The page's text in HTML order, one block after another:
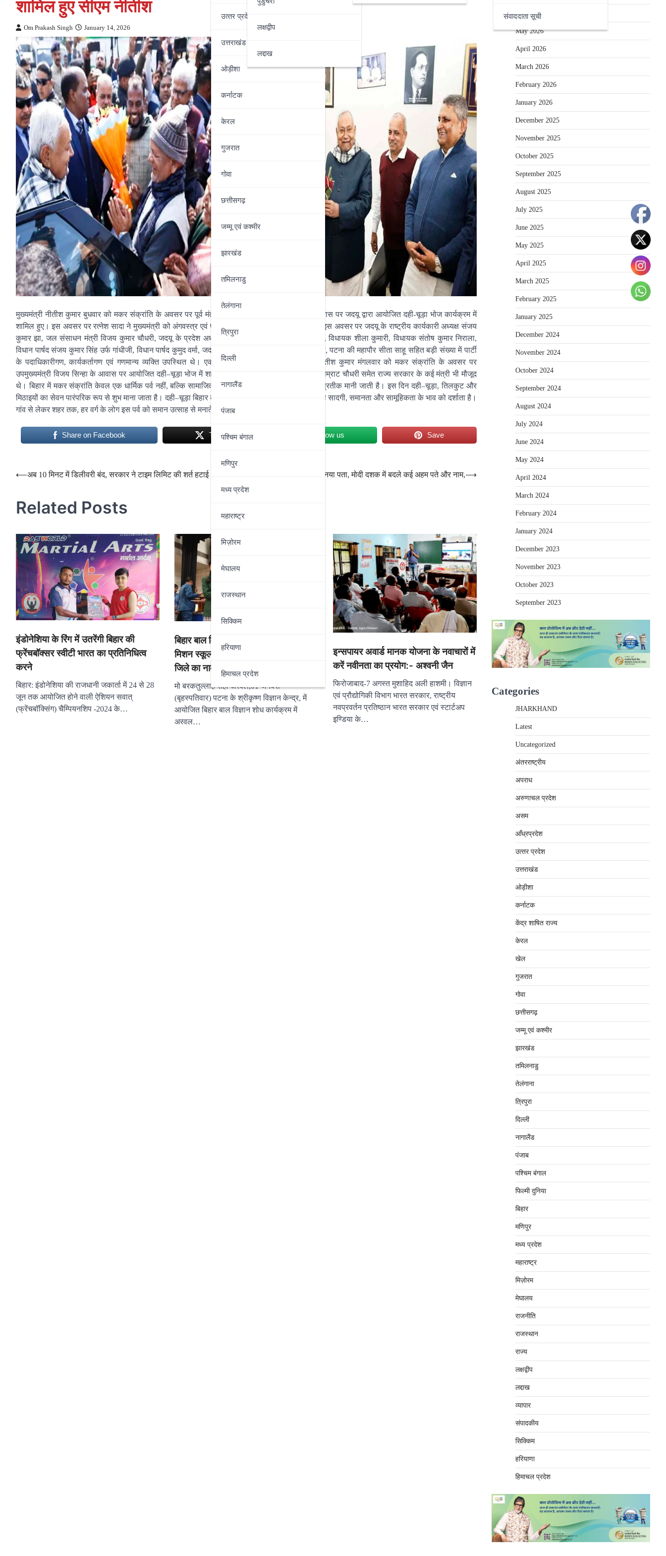
उत्‍तर प्रदेश
उत्तराखंड
ओड़ीशा
कर्नाटक
केरल
गुजरात
गोवा
छत्तीसगढ़
जम्‍मू एवं कश्‍मीर
झारखंड
तमिलनाडु
तेलंगाना
त्रिपुरा
दिल्‍ली
नागालैंड
पंजाब
पश्चिम बंगाल
मणिपुर
मध्‍य प्रदेश
महाराष्‍ट्र
मिज़ोरम
मेघालय
राजस्थान
सिक्किम
हरियाणा
हिमाचल प्रदेश
लक्षद्वीप
लद्दाख
संवाददाता सूची
शामिल हुए सीएम नीतीश
Om Prakash Singh January 14, 2026
मुख्यमंत्री नीतीश कुमार बुधवार को मकर संक्रांति के अवसर पर पूर्व मंत्री एवं जदयू विधायक रत्नेश सादा के आवास पर जदयू द्वारा आयोजित दही-चूड़ा भोज कार्यक्रम में
शामिल हुए। इस अवसर पर रत्नेश सादा ने मुख्यमंत्री को अंगवस्त्र एवं पुष्पगुच्छ भेंटकर उनका अभिनंदन किया। इस अवसर पर जदयू के राष्ट्रीय कार्यकारी अध्यक्ष संजय
कुमार झा, जल संसाधन मंत्री विजय कुमार चौधरी, जदयू के प्रदेश अध्यक्ष उमेश कुशवाहा, विधायक श्याम रजक, विधायक शीला कुमारी, विधायक संतोष कुमार निराला,
विधान पार्षद संजय कुमार सिंह उर्फ गांधीजी, विधान पार्षद कुमुद वर्मा, जदयू के राष्ट्रीय महासचिव मनीष कुमार वर्मा, पटना की महापौर सीता साहू सहित बड़ी संख्या में पार्टी
के पदाधिकारीगण, कार्यकर्तागण एवं गणमान्य व्यक्ति उपस्थित थे। एक दिन पहले ही बिहार के मुख्यमंत्री नीतीश कुमार मंगलवार को मकर संक्रांति के अवसर पर
उपमुख्यमंत्री विजय सिन्हा के आवास पर आयोजित दही–चूड़ा भोज में शामिल हुए। इस अवसर पर उपमुख्यमंत्री सम्राट चौधरी समेत राज्य सरकार के कई मंत्री भी मौजूद
थे। बिहार में मकर संक्रांति केवल एक धार्मिक पर्व नहीं, बल्कि सामाजिक एकजुटता और सांस्कृतिक पहचान का प्रतीक मानी जाती है। इस दिन दही–चूड़ा, तिलकुट और
मिठाइयों का सेवन पारंपरिक रूप से शुभ माना जाता है। दही–चूड़ा बिहार की भोज्य संस्कृति का अभिन्न हिस्सा है, जो सादगी, समानता और सामूहिकता के भाव को दर्शाता है।
गांव से लेकर शहर तक, हर वर्ग के लोग इस पर्व को समान उत्साह से मनाते हैं।
Share on Facebook Tweet Follow us Save
Post
⟵अब 10 मिनट में डिलीवरी बंद, सरकार ने टाइम लिमिट की शर्त हटाई पीएम ऑफिस का नया पता, मोदी दशक में बदले कई अहम पते और नाम,⟶
Related Posts
इंडोनेशिया के रिंग में उतरेंगी बिहार की
फ्रेंचबॉक्सर स्वीटी भारत का प्रतिनिधित्व
करने
बिहार: इंडोनेशिया की राजधानी जकार्ता में 24 से 28
जून तक आयोजित होने वाली ऐशियन सवात्
(फ्रेंचबॉक्सिंग) चैम्पियनशिप -2024 के…
बिहार बाल विज्ञान शोध कार्यक्रम में पायस
मिशन स्कूल के बच्चों ने स्टेट अवॉर्ड जीतकर
जिले का नाम रौशन किया l
मो बरकतुल्लाह राही अरवल,01 जनवरी
(बृहस्पतिवार) पटना के श्रीकृष्ण विज्ञान केन्द्र, में
आयोजित बिहार बाल विज्ञान शोध कार्यक्रम में
अरवल…
इन्सपायर अवार्ड मानक योजना के नवाचारों में
करें नवीनता का प्रयोग:- अश्वनी जैन
फिरोजाबाद-7 अगस्त मुशाहिद अली हाशमी। विज्ञान
एवं प्रौद्योगिकी विभाग भारत सरकार, राष्ट्रीय
नवप्रवर्तन प्रतिष्ठान भारत सरकार एवं स्टार्टअप
इण्डिया के…
June 2026
May 2026
April 2026
March 2026
February 2026
January 2026
December 2025
November 2025
October 2025
September 2025
August 2025
July 2025
June 2025
May 2025
April 2025
March 2025
February 2025
January 2025
December 2024
November 2024
October 2024
September 2024
August 2024
July 2024
June 2024
May 2024
April 2024
March 2024
February 2024
January 2024
December 2023
November 2023
October 2023
September 2023
Categories
JHARKHAND
Latest
Uncategorized
अंतरराष्‍ट्रीय
अपराध
अरुणाचल प्रदेश
असम
आँध्रप्रदेश
उत्‍तर प्रदेश
उत्तराखंड
ओड़ीशा
कर्नाटक
केंद्र शाषित राज्य
केरल
खेल
गुजरात
गोवा
छत्तीसगढ़
जम्‍मू एवं कश्‍मीर
झारखंड
तमिलनाडु
तेलंगाना
त्रिपुरा
दिल्‍ली
नागालैंड
पंजाब
पश्चिम बंगाल
फिल्मी दुनिया
बिहार
मणिपुर
मध्‍य प्रदेश
महाराष्‍ट्र
मिज़ोरम
मेघालय
राजनीति
राजस्थान
राज्य
लक्षद्वीप
लद्दाख
व्यापार
संपादकीय
सिक्किम
हरियाणा
हिमाचल प्रदेश